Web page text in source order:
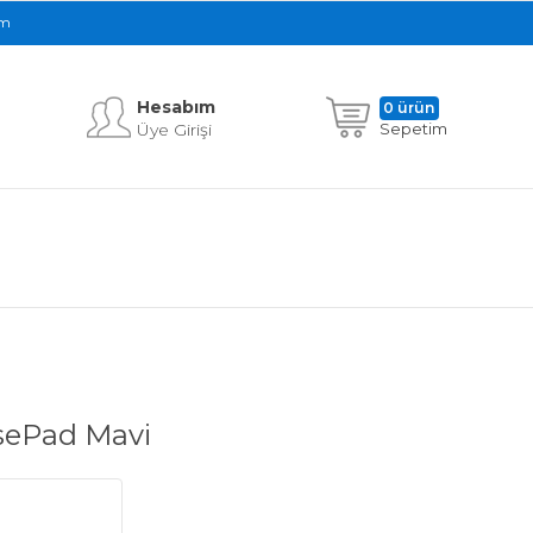
Hesabım
Üye Girişi
Sepetim
0 ürün
Mavi